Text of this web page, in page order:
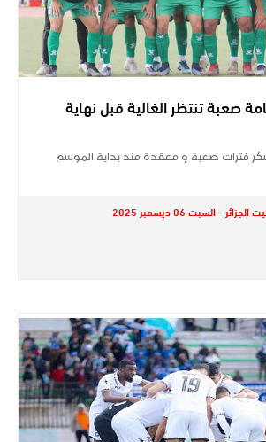
صعبة تنتظر الغالية قبل نهاية
فترات صعبة و معقدة منذ بداية الموسم